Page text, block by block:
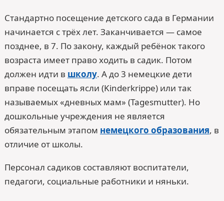
Стандартно посещение детского сада в Германии
начинается с трёх лет. Заканчивается — самое
позднее, в 7. По закону, каждый ребёнок такого
возраста имеет право ходить в садик. Потом
должен идти в школу. А до 3 немецкие дети
вправе посещать ясли (Kinderkrippe) или так
называемых «дневных мам» (Tagesmutter). Но
дошкольные учреждения не является
обязательным этапом немецкого образования, в
отличие от школы.
Персонал садиков составляют воспитатели,
педагоги, социальные работники и няньки.